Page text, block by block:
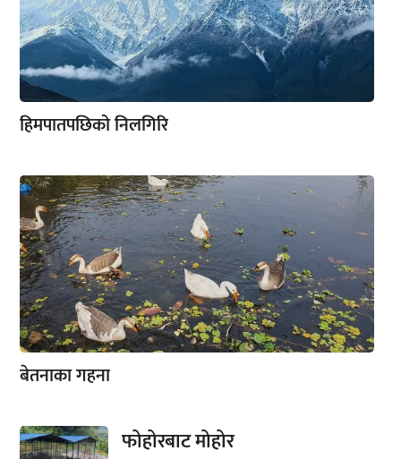
हिमपातपछिको निलगिरि
बेतनाका गहना
फोहोरबाट मोहोर